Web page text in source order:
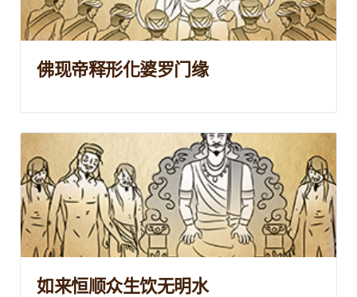
佛现帝释形化婆罗门缘
如来恒顺众生饮无明水